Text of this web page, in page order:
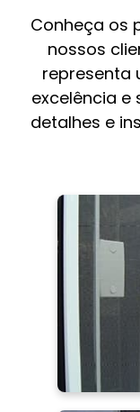
Conheça os
nossos
representa
excelência e
detalhes e